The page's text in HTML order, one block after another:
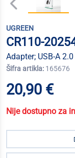
UGREEN
CR110-
Adapter; USB-A
Šifra artikla: 165676
20,90 €
Nije dostupno za